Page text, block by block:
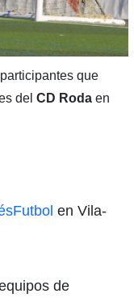
que
del CD Roda en
en Vila-
de